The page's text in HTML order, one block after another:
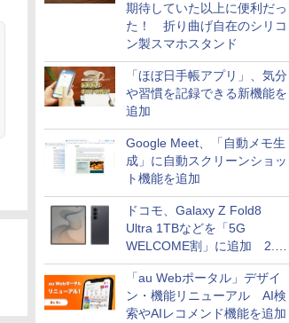
期待していた以上に便利だっ
た！ 折り曲げ自在のシリコ
ン製スマホスタンド
「ほぼ日手帳アプリ」、気分
や習慣を記録できる新機能を
追加
Google Meet、「自動メモ生
成」に自動スクリーンショッ
ト機能を追加
ドコモ、Galaxy Z Fold8
Ultra 1TBなどを「5G
WELCOME割」に追加 2.2
万円引き
「au Webポータル」デザイ
ン・機能リニューアル AI検
索やAIレコメンド機能を追加